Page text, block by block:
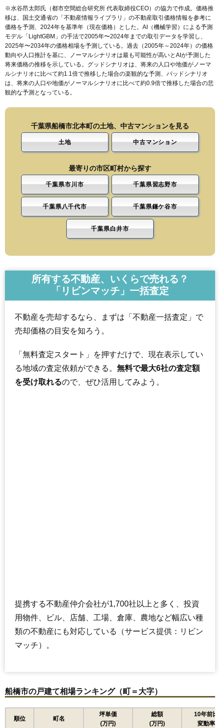
※水谷昂太郎氏（都市空間総合研究所 代表取締役CEO）の協力で作成。価格推
移は、国土交通省の「 不動産情報ライブラリ 」の不動産取引価格情報を参考に
価格を予測、2024年を基準年（現在価格）とした。AI（機械学習）による予測
モデル「LightGBM」の手法で2005年〜2024年までの取引データを学習し、
2025年〜2034年の価格相場を予測している。過去（2005年～2024年）の価格
動向や人口推計を基に、ノーマルシナリオは最も可能性が高いとAIが予測した
将来価格の推移を示している。グッドシナリオは、将来の人口や地価がノーマ
ルシナリオに比べて約1.1倍で推移した場合の楽観的な予測、バッドシナリオ
は、将来の人口や地価がノーマルシナリオに比べて約0.9倍で推移した場合の悲
観的な予測となっている。
千葉県船橋市北本町の土地、中古マンションを見る
土地 中古マンション
最寄りの市区町村から探す
千葉県市川市 千葉県習志野市
千葉県八千代市 千葉県鎌ケ谷市
千葉県白井市
所有する不動産、いくらで売れる？
「リビンマッチ」一括査定
不動産を売却するなら、まずは「不動産一括査定」で
売却価格の目安を知ろう。
「無料査定スタート」を押すだけで、現在表示してい
る地域の査定依頼ができる。 無料で最大6社の査定額
を受け取れるので、ぜひ活用してみよう。
提携する不動産仲介会社が1,700社以上と多く、投資
用物件、ビル、店舗、工場、倉庫、農地など幅広い種
類の不動産にも対応している（サービス提供：リビン
マッチ）。
船橋市の戸建て相場ランキング（町＝大字）
順位 町名
坪単価
(万円)
総額
(万円)
10年前比
変動率